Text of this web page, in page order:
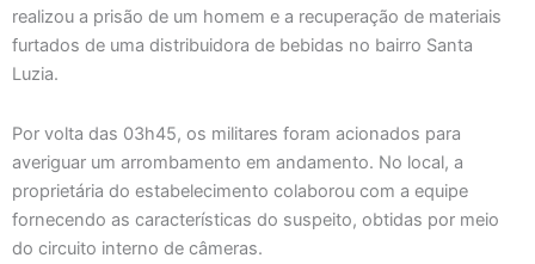
realizou a prisão de um homem e a recuperação de materiais
furtados de uma distribuidora de bebidas no bairro Santa
Luzia.
Por volta das 03h45, os militares foram acionados para
averiguar um arrombamento em andamento. No local, a
proprietária do estabelecimento colaborou com a equipe
fornecendo as características do suspeito, obtidas por meio
do circuito interno de câmeras.